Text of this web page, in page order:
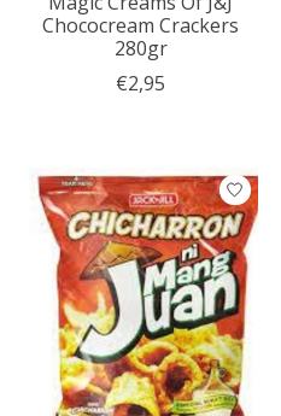
Chococream Crackers
280gr
€2,95